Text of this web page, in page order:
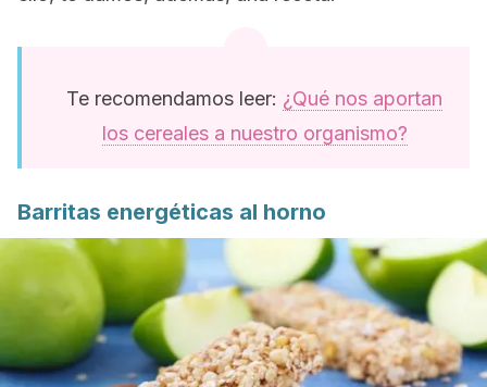
Te recomendamos leer: ¿Qué nos aportan
los cereales a nuestro organismo?
Barritas energéticas al horno